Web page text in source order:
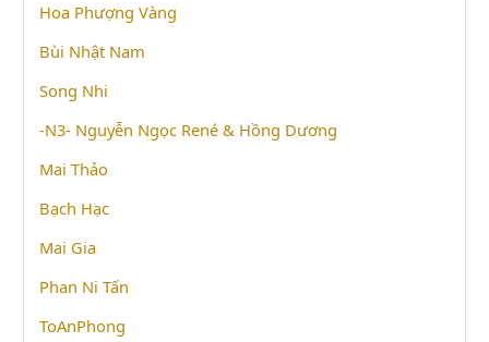
Hoa Phượng Vàng
Bùi Nhật Nam
Song Nhi
-N3- Nguyễn Ngọc René & Hồng Dương
Mai Thảo
Bạch Hạc
Mai Gia
Phan Ni Tấn
ToAnPhong